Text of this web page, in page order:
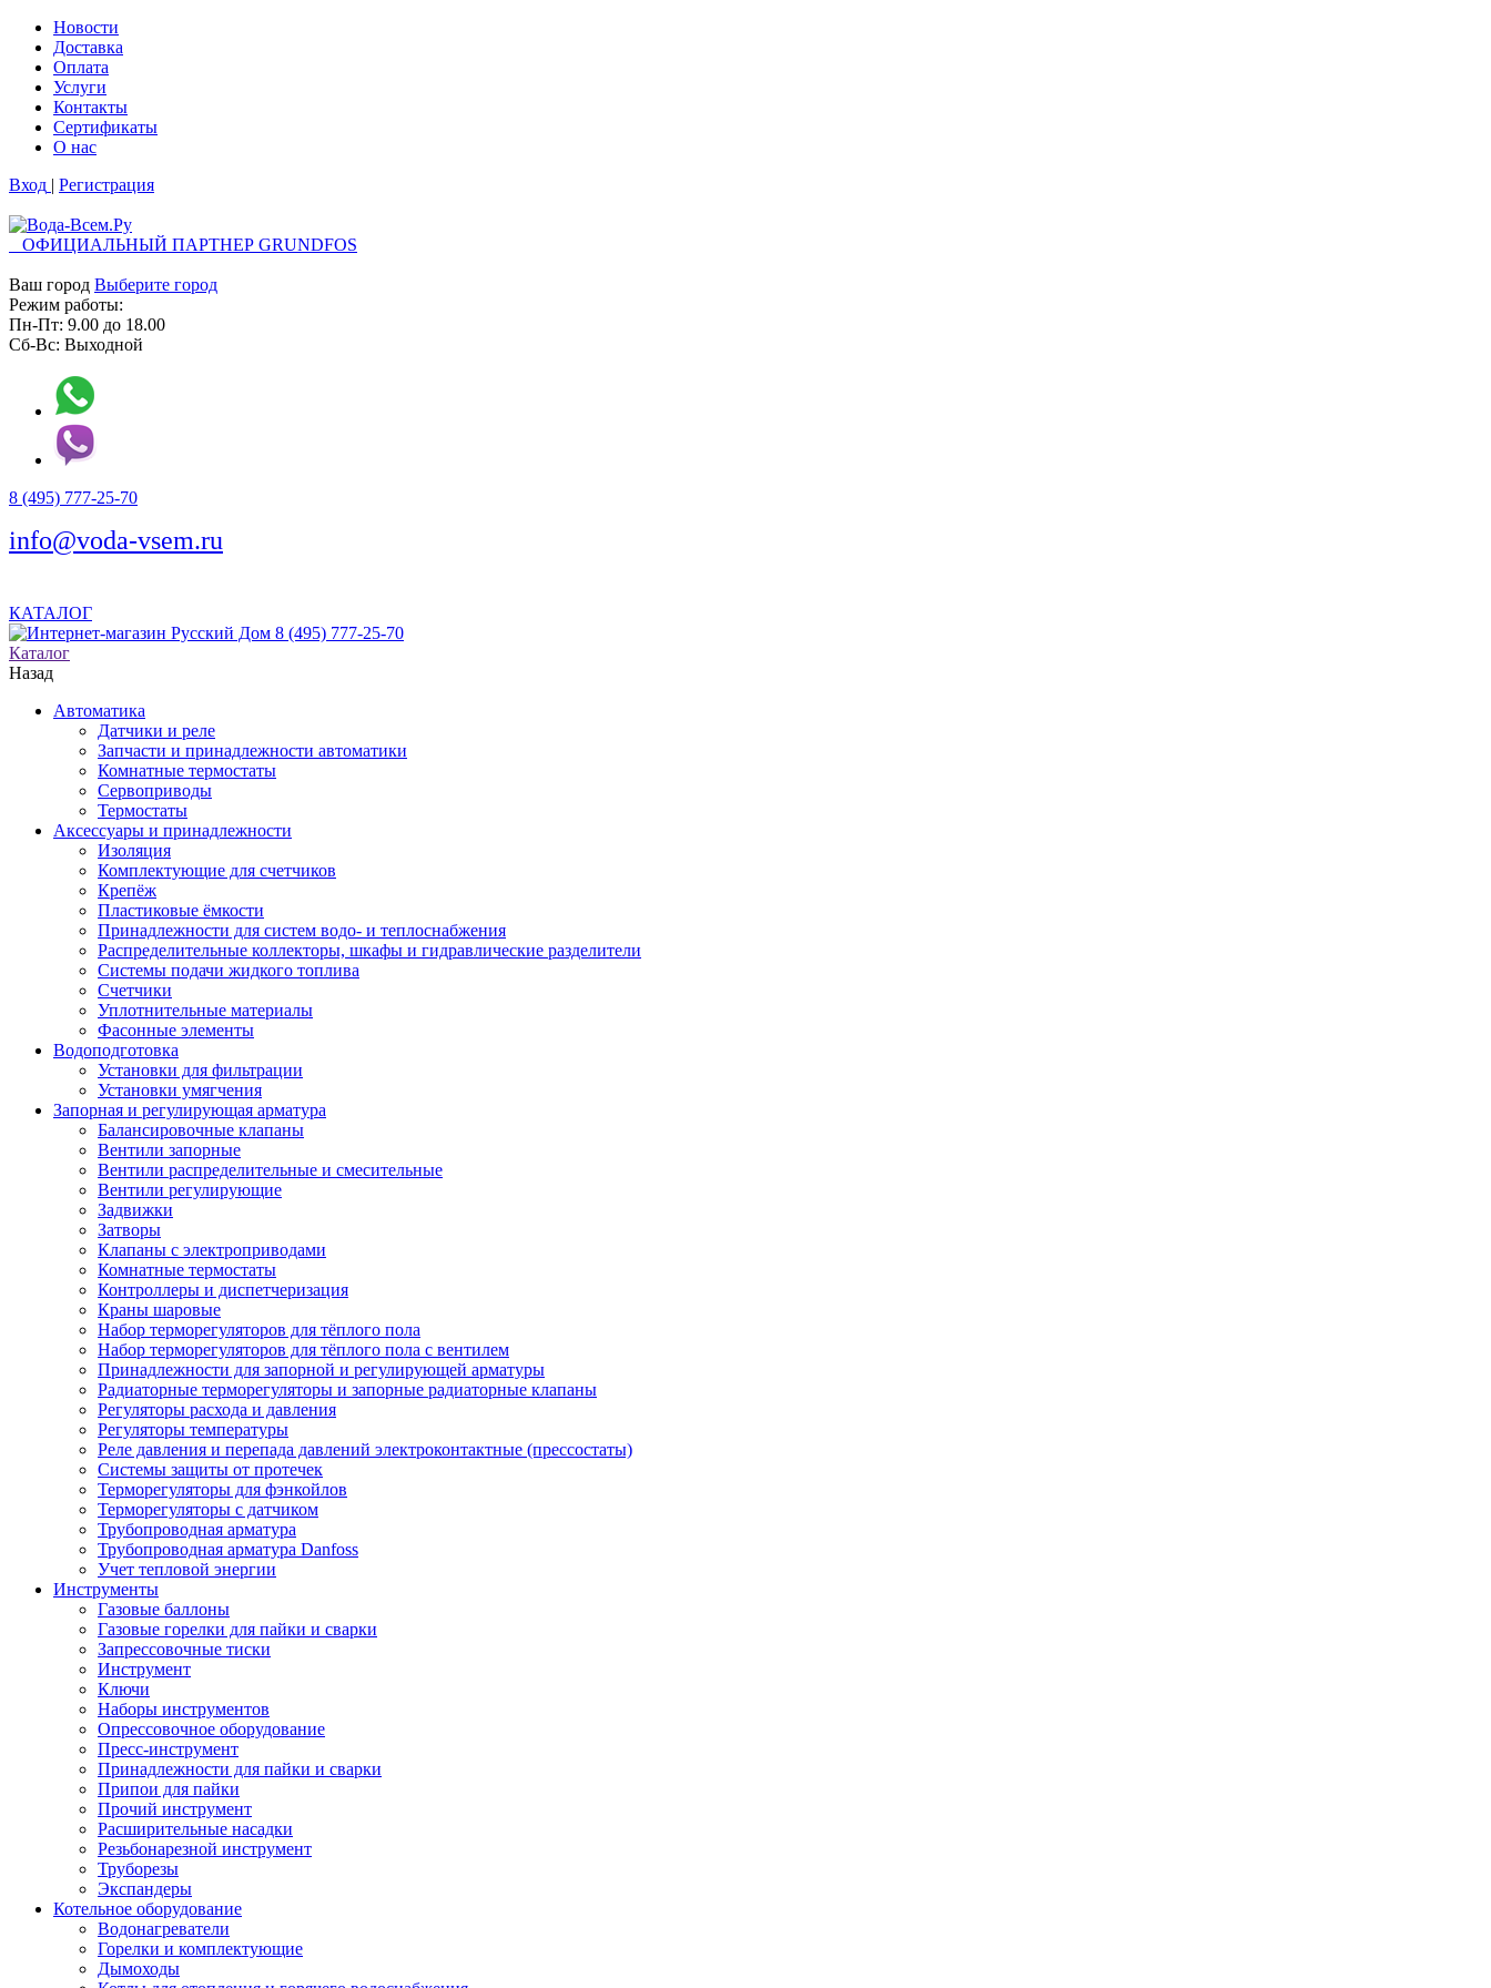
Новости
Доставка
Оплата
Услуги
Контакты
Cертификаты
О нас
Вход | Регистрация
ОФИЦИАЛЬНЫЙ ПАРТНЕР GRUNDFOS
Ваш город Выберите город
Режим работы:
Пн-Пт: 9.00 до 18.00
Сб-Вс: Выходной
8 (495) 777-25-70
info@voda-vsem.ru
КАТАЛОГ
8 (495) 777-25-70
Каталог
Назад
Автоматика
Датчики и реле
Запчасти и принадлежности автоматики
Комнатные термостаты
Сервоприводы
Термостаты
Аксессуары и принадлежности
Изоляция
Комплектующие для счетчиков
Крепёж
Пластиковые ёмкости
Принадлежности для систем водо- и теплоснабжения
Распределительные коллекторы, шкафы и гидравлические разделители
Системы подачи жидкого топлива
Счетчики
Уплотнительные материалы
Фасонные элементы
Водоподготовка
Установки для фильтрации
Установки умягчения
Запорная и регулирующая арматура
Балансировочные клапаны
Вентили запорные
Вентили распределительные и смесительные
Вентили регулирующие
Задвижки
Затворы
Клапаны с электроприводами
Комнатные термостаты
Контроллеры и диспетчеризация
Краны шаровые
Набор терморегуляторов для тёплого пола
Набор терморегуляторов для тёплого пола с вентилем
Принадлежности для запорной и регулирующей арматуры
Радиаторные терморегуляторы и запорные радиаторные клапаны
Регуляторы расхода и давления
Регуляторы температуры
Реле давления и перепада давлений электроконтактные (прессостаты)
Системы защиты от протечек
Терморегуляторы для фэнкойлов
Терморегуляторы с датчиком
Трубопроводная арматура
Трубопроводная арматура Danfoss
Учет тепловой энергии
Инструменты
Газовые баллоны
Газовые горелки для пайки и сварки
Запрессовочные тиски
Инструмент
Ключи
Наборы инструментов
Опрессовочное оборудование
Пресс-инструмент
Принадлежности для пайки и сварки
Припои для пайки
Прочий инструмент
Расширительные насадки
Резьбонарезной инструмент
Труборезы
Экспандеры
Котельное оборудование
Водонагреватели
Горелки и комплектующие
Дымоходы